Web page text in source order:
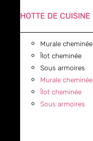
HOTTE DE CUISINE
Murale cheminée
Îlot cheminée
Sous armoires
Murale cheminée
Îlot cheminée
Sous armoires